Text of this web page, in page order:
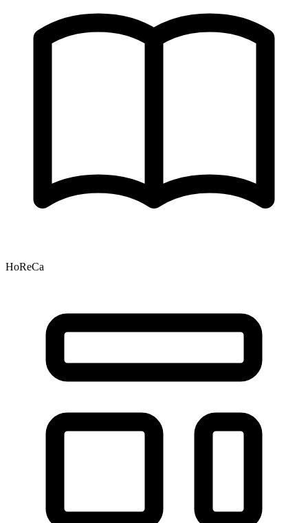
HoReCa